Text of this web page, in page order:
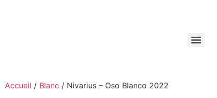
Accueil / Blanc / Nivarius – Oso Blanco 2022